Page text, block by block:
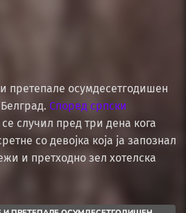
претепале осумдесетгодишен
Според српски
случил пред три дена кога
со девојка која ја запознал
и претходно зел хотелска